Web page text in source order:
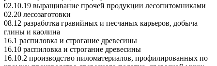
02.10.19 выращивание прочей продукции лесопитомниками
02.20 лесозаготовки
08.12 разработка гравийных и песчаных карьеров, добыча
глины и каолина
16.1 распиловка и строгание древесины
16.10 распиловка и строгание древесины
16.10.2 производство пиломатериалов, профилированных по